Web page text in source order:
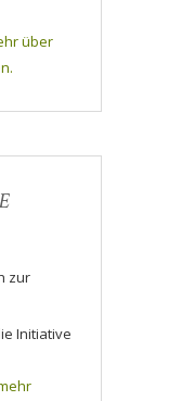
über
zur
Initiative